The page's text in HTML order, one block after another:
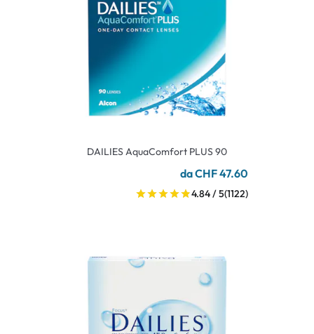
DAILIES AquaComfort PLUS 90
da CHF 47.60
4.84 / 5(1122)